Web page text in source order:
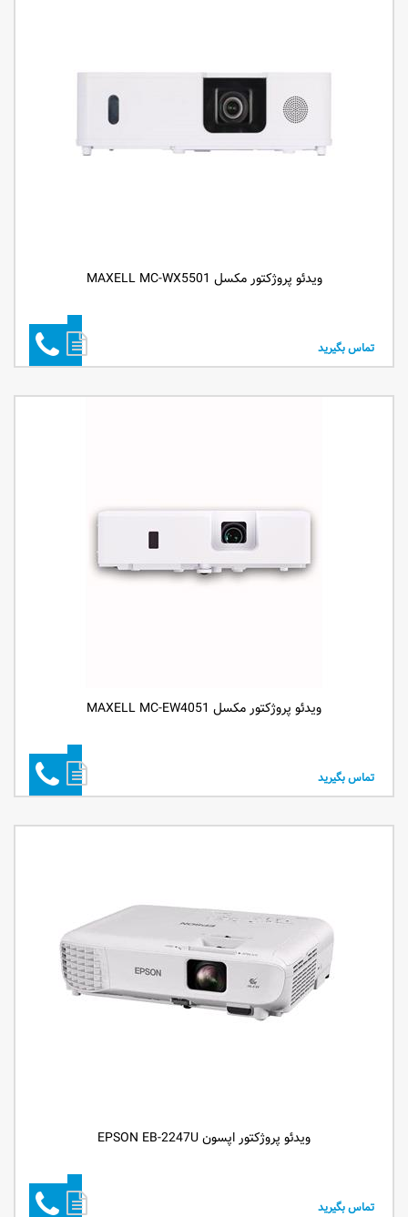
ویدئو پروژکتور مکسل MAXELL MC-WX5501
تماس بگیرید
ویدئو پروژکتور مکسل MAXELL MC-EW4051
تماس بگیرید
ویدئو پروژکتور اپسون EPSON EB-2247U
تماس بگیرید